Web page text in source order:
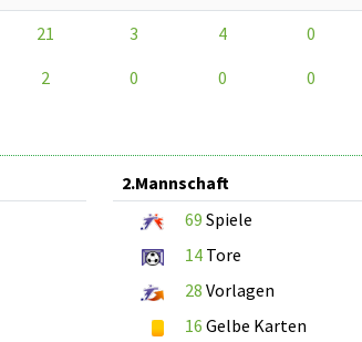
21 3 4 0
2 0 0 0
2.Mannschaft
69 Spiele
14 Tore
28 Vorlagen
16 Gelbe Karten